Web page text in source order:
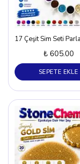
₺ 605.00
SEPETE EKLE